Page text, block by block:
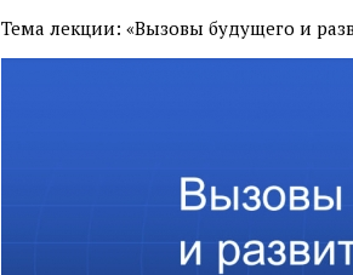
Тема лекции: «Вызовы будущего и